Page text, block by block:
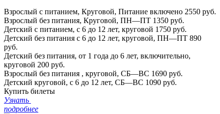
Взрослый с питанием, Круговой, Питание включено 2550 руб.
Взрослый без питания, Круговой, ПН—ПТ 1350 руб.
Детский с питанием, с 6 до 12 лет, круговой 1750 руб.
Детский без питания с 6 до 12 лет, круговой, ПН—ПТ 890
руб.
Детский без питания, от 1 года до 6 лет, включительно,
круговой 200 руб.
Взрослый без питания , круговой, СБ—ВС 1690 руб.
Детский круговой, с 6 до 12 лет, СБ—ВС 1090 руб.
Купить билеты
Узнать
подробнее